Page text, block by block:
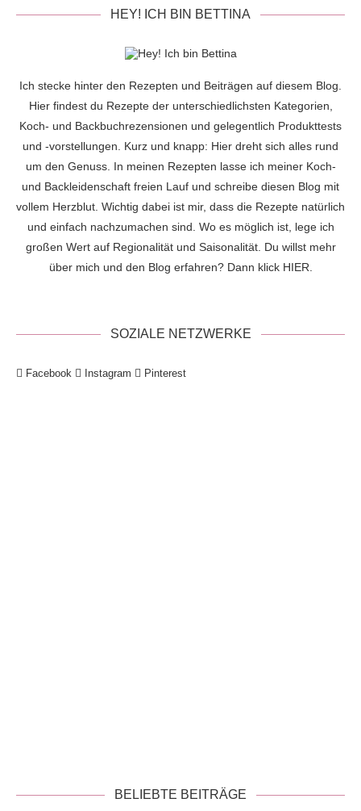
HEY! ICH BIN BETTINA
Ich stecke hinter den Rezepten und Beiträgen auf diesem Blog.
Hier findest du Rezepte der unterschiedlichsten Kategorien,
Koch- und Backbuchrezensionen und gelegentlich Produkttests
und -vorstellungen. Kurz und knapp: Hier dreht sich alles rund
um den Genuss. In meinen Rezepten lasse ich meiner Koch-
und Backleidenschaft freien Lauf und schreibe diesen Blog mit
vollem Herzblut. Wichtig dabei ist mir, dass die Rezepte natürlich
und einfach nachzumachen sind. Wo es möglich ist, lege ich
großen Wert auf Regionalität und Saisonalität. Du willst mehr
über mich und den Blog erfahren? Dann klick HIER
SOZIALE NETZWERKE
Facebook Instagram Pinterest
BELIEBTE BEITRÄGE